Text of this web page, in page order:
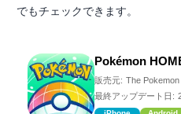
でもチェックできます。
Pokémon
販売元: The
最終アップデート日: